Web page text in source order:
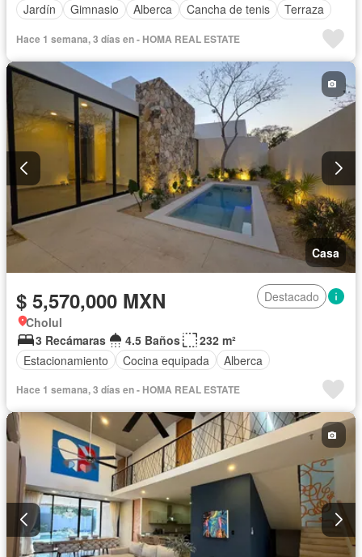
Jardín
Gimnasio Alberca Cancha de tenis Terraza
Hace 1 semana, 3 días en - HOMA REAL ESTATE
Casa
$ 5,570,000 MXN
Destacado
Cholul
3 Recámaras
4.5 Baños
232 m²
Estacionamiento
Cocina equipada Alberca
Hace 1 semana, 3 días en - HOMA REAL ESTATE